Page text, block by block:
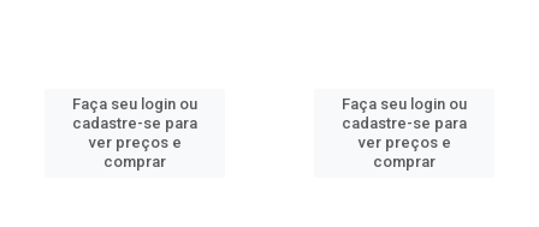
Faça seu login ou
cadastre-se para
ver preços e
comprar
Faça seu login ou
cadastre-se para
ver preços e
comprar